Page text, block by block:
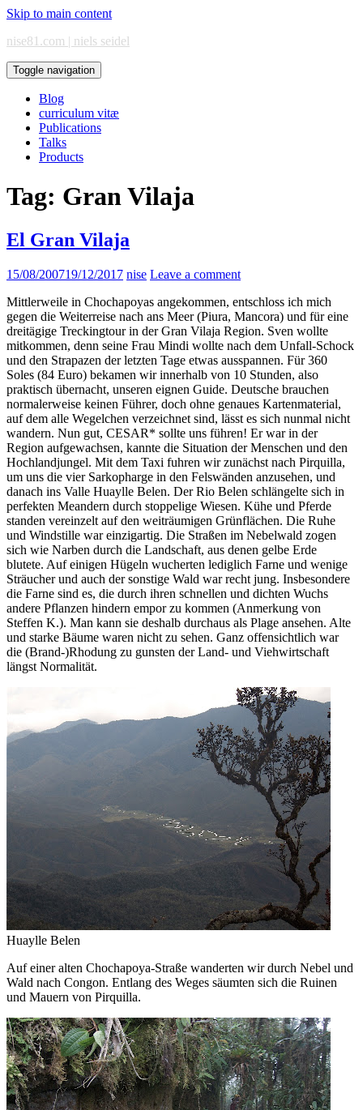
Skip to main content
nise81.com | niels seidel
Toggle navigation
Blog
curriculum vitæ
Publications
Talks
Products
Tag: Gran Vilaja
El Gran Vilaja
15/08/200719/12/2017 nise Leave a comment
Mittlerweile in Chochapoyas angekommen, entschloss ich mich
gegen die Weiterreise nach ans Meer (Piura, Mancora) und für eine
dreitägige Treckingtour in der Gran Vilaja Region. Sven wollte
mitkommen, denn seine Frau Mindi wollte nach dem Unfall-Schock
und den Strapazen der letzten Tage etwas ausspannen. Für 360
Soles (84 Euro) bekamen wir innerhalb von 10 Stunden, also
praktisch übernacht, unseren eignen Guide. Deutsche brauchen
normalerweise keinen Führer, doch ohne genaues Kartenmaterial,
auf dem alle Wegelchen verzeichnet sind, lässt es sich nunmal nicht
wandern. Nun gut, CESAR* sollte uns führen! Er war in der
Region aufgewachsen, kannte die Situation der Menschen und den
Hochlandjungel. Mit dem Taxi fuhren wir zunächst nach Pirquilla,
um uns die vier Sarkopharge in den Felswänden anzusehen, und
danach ins Valle Huaylle Belen. Der Rio Belen schlängelte sich in
perfekten Meandern durch stoppelige Wiesen. Kühe und Pferde
standen vereinzelt auf den weiträumigen Grünflächen. Die Ruhe
und Windstille war einzigartig. Die Straßen im Nebelwald zogen
sich wie Narben durch die Landschaft, aus denen gelbe Erde
blutete. Auf einigen Hügeln wucherten lediglich Farne und wenige
Sträucher und auch der sonstige Wald war recht jung. Insbesondere
die Farne sind es, die durch ihren schnellen und dichten Wuchs
andere Pflanzen hindern empor zu kommen (Anmerkung von
Steffen K.). Man kann sie deshalb durchaus als Plage ansehen. Alte
und starke Bäume waren nicht zu sehen. Ganz offensichtlich war
die (Brand-)Rhodung zu gunsten der Land- und Viehwirtschaft
längst Normalität.
Huaylle Belen
Auf einer alten Chochapoya-Straße wanderten wir durch Nebel und
Wald nach Congon. Entlang des Weges säumten sich die Ruinen
und Mauern von Pirquilla.